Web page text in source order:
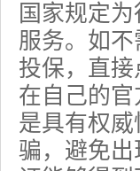
国家规定
服务。如
投保，直
在自己的
是具有权
骗，避免